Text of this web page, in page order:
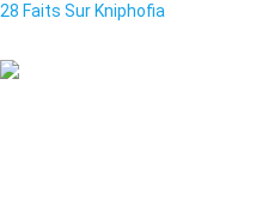
28 Faits Sur Kniphofia